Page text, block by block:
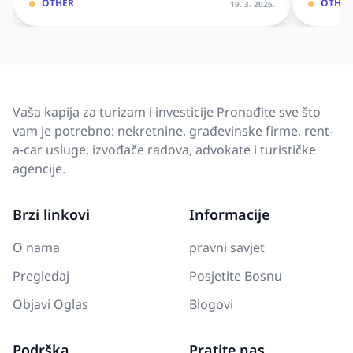
19. 3. 2026.
Vaša kapija za turizam i investicije Pronađite sve što
vam je potrebno: nekretnine, građevinske firme, rent-
a-car usluge, izvođače radova, advokate i turističke
agencije.
Brzi linkovi
O nama
Pregledaj
Objavi Oglas
Informacije
pravni savjet
Posjetite Bosnu
Blogovi